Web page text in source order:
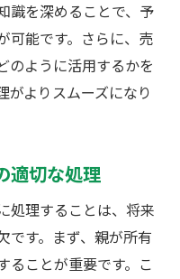
識を深めることで、予
可能です。さらに、売
のように活用するかを
がよりスムーズになり
適切な処理
処理することは、将来
です。まず、親が所有
ることが重要です。こ